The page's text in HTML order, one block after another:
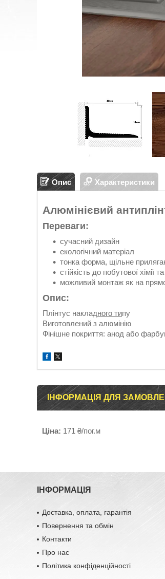
Опис Характеристики
Алюмінієвий
Переваги:
сучасний дизайн
екологічний матеріал
тонка форма, щільне
стійкість до побутової хімії
можливий монтаж як на
Опис:
Плінтус накладного типу
Виготовлений з алюмінію
Фінішне покриття: анод або
ІНФОРМАЦІЯ ДЛЯ
Ціна: 171 ₴/пог.м
ІНФОРМАЦІЯ
Доставка, оплата, гарантія
Повернення та обмін
Контакти
Про нас
Політика конфіденційності